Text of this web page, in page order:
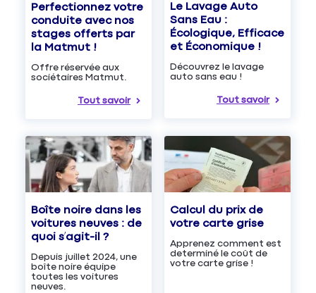
Perfectionnez votre
conduite avec nos
stages offerts par
la Matmut !
Offre réservée aux
sociétaires Matmut.
Tout savoir
Le Lavage Auto
Sans Eau :
Écologique, Efficace
et Économique !
Découvrez le lavage
auto sans eau !
Tout savoir
Boîte noire dans les
voitures neuves : de
quoi s’agit-il ?
Depuis juillet 2024, une
boîte noire équipe
toutes les voitures
neuves.
Calcul du prix de
votre carte grise
Apprenez comment est
determiné le coût de
votre carte grise !